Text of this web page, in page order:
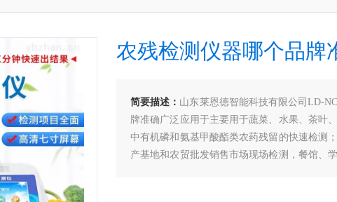
农残检测仪器哪个品牌
简要描述： 山东莱恩德智能科技有限公司LD-
牌准确广泛应用于主要用于蔬菜、水果、茶叶
中有机磷和氨基甲酸酯类农药残留的快速检测
产基地和农贸批发销售市场现场检测，餐馆、